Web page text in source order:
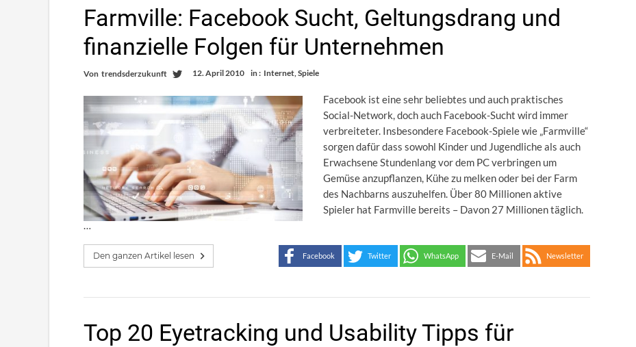
Farmville: Facebook Sucht, Geltungsdrang und
finanzielle Folgen für Unternehmen
Von trendsderzukunft 12. April 2010 in : Internet,Spiele
Facebook ist eine sehr beliebtes und auch praktisches
Social-Network, doch auch Facebook-Sucht wird immer
verbreiteter. Insbesondere Facebook-Spiele wie „Farmville“
sorgen dafür dass sowohl Kinder und Jugendliche als auch
Erwachsene Stundenlang vor dem PC verbringen um
Gemüse anzupflanzen, Kühe zu melken oder bei der Farm
des Nachbarns auszuhelfen. Über 80 Millionen aktive
Spieler hat Farmville bereits – Davon 27 Millionen täglich.
…
Den ganzen Artikel lesen Facebook Twitter WhatsApp E-Mail Newsletter
Top 20 Eyetracking und Usability Tipps für